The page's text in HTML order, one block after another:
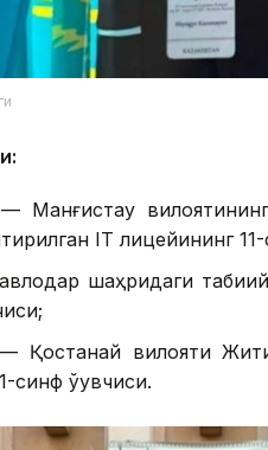
Манғистау
IТ лицейининг 11-
шаҳридаги
Қостанай вилояти
синф ўқувчиси.